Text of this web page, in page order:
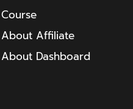
Course
About Affiliate
About Dashboard